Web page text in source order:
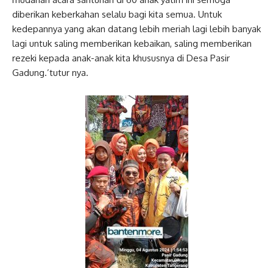
diberikan keberkahan selalu bagi kita semua. Untuk
kedepannya yang akan datang lebih meriah lagi lebih banyak
lagi untuk saling memberikan kebaikan, saling memberikan
rezeki kepada anak-anak kita khususnya di Desa Pasir
Gadung.’tutur nya.